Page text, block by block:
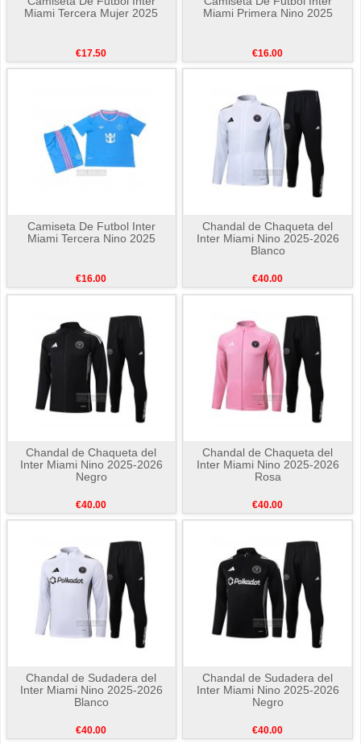
Miami Tercera Mujer 2025
€17.50
Miami Primera Nino 2025
€16.00
Camiseta De Futbol Inter
Miami Tercera Nino 2025
€16.00
Chandal de Chaqueta del
Inter Miami Nino 2025-2026
Blanco
€40.00
Chandal de Chaqueta del
Inter Miami Nino 2025-2026
Negro
€40.00
Chandal de Chaqueta del
Inter Miami Nino 2025-2026
Rosa
€40.00
Chandal de Sudadera del
Inter Miami Nino 2025-2026
Blanco
€40.00
Chandal de Sudadera del
Inter Miami Nino 2025-2026
Negro
€40.00